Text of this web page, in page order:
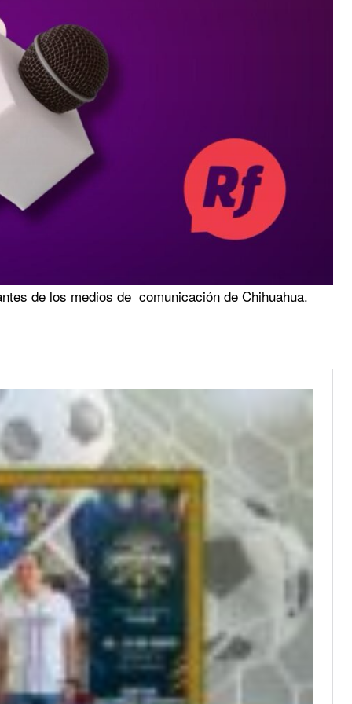
de los medios de comunicación de Chihuahua.